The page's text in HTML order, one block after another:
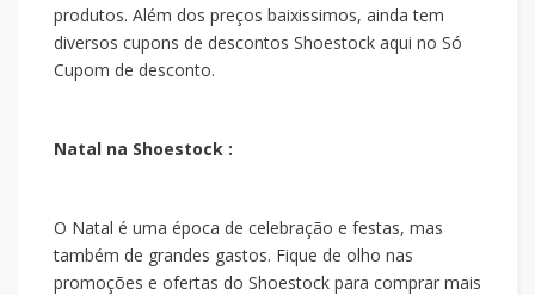
produtos. Além dos preços baixissimos, ainda tem
diversos cupons de descontos Shoestock aqui no Só
Cupom de desconto.
Natal na Shoestock :
O Natal é uma época de celebração e festas, mas
também de grandes gastos. Fique de olho nas
promoções e ofertas do Shoestock para comprar mais